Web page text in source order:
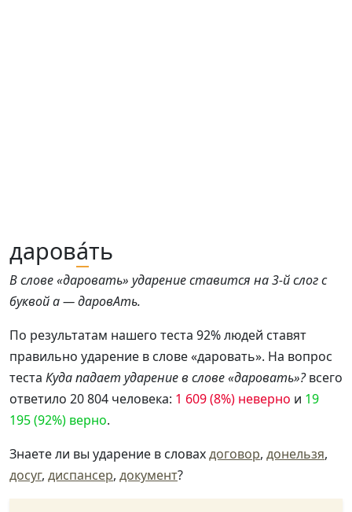
дарова́ть
В слове «даровать» ударение ставится на 3-й слог с
буквой а — даровАть.
По результатам нашего теста 92% людей ставят
правильно ударение в слове «даровать». На вопрос
теста Куда падает ударение в слове «даровать»?всего
ответило 20 804 человека: 1 609 (8%) неверно и 19
195 (92%) верно.
Знаете ли вы ударение в словахдоговор, донельзя,
досуг, диспансер, документ?